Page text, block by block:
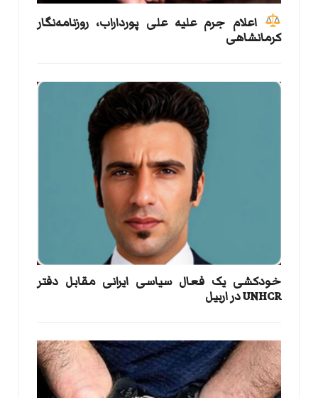
اعلام جرم علیه علی پورداراب، روزنامه‌نگار
کرمانشاهی
خودکشی یک فعال سیاسی ایرانی مقابل دفتر
UNHCR در اربیل